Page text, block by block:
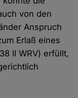
von den
Anspruch
Erlaß eines
II WRV) erfüllt,